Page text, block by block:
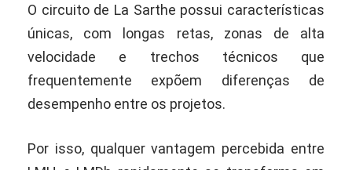
O circuito de La Sarthe possui características
únicas, com longas retas, zonas de alta
velocidade e trechos técnicos que
frequentemente expõem diferenças de
desempenho entre os projetos.
Por isso, qualquer vantagem percebida entre